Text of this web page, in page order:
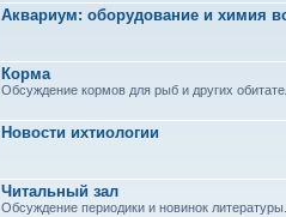
Аквариум: оборудование и химия
Корма
Обсуждение кормов для рыб и других
Новости ихтиологии
Читальный зал
Обсуждение периодики и новинок литературы.